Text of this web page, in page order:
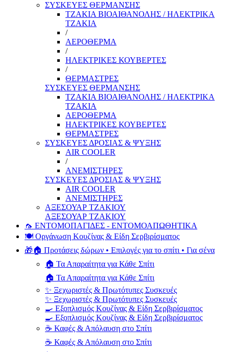
ΣΥΣΚΕΥΕΣ ΘΕΡΜΑΝΣΗΣ
ΤΖΑΚΙΑ ΒΙΟΑΙΘΑΝΟΛΗΣ / ΗΛΕΚΤΡΙΚΑ
ΤΖΑΚΙΑ
/
ΑΕΡΟΘΕΡΜΑ
/
ΗΛΕΚΤΡΙΚΕΣ ΚΟΥΒΕΡΤΕΣ
/
ΘΕΡΜΑΣΤΡΕΣ
ΣΥΣΚΕΥΕΣ ΘΕΡΜΑΝΣΗΣ
ΤΖΑΚΙΑ ΒΙΟΑΙΘΑΝΟΛΗΣ / ΗΛΕΚΤΡΙΚΑ
ΤΖΑΚΙΑ
ΑΕΡΟΘΕΡΜΑ
ΗΛΕΚΤΡΙΚΕΣ ΚΟΥΒΕΡΤΕΣ
ΘΕΡΜΑΣΤΡΕΣ
ΣΥΣΚΕΥΕΣ ΔΡΟΣΙΑΣ & ΨΥΞΗΣ
AIR COOLER
/
ΑΝΕΜΙΣΤΗΡΕΣ
ΣΥΣΚΕΥΕΣ ΔΡΟΣΙΑΣ & ΨΥΞΗΣ
AIR COOLER
ΑΝΕΜΙΣΤΗΡΕΣ
ΑΞΕΣΟΥΑΡ ΤΖΑΚΙΟΥ
ΑΞΕΣΟΥΑΡ ΤΖΑΚΙΟΥ
🦟 ΕΝΤΟΜΟΠΑΓΙΔΕΣ - ΕΝΤΟΜΟΑΠΩΘΗΤΙΚΑ
🍽️ Οργάνωση Κουζίνας & Είδη Σερβιρίσματος
🎁🏠 Προτάσεις δώρων • Επιλογές για το σπίτι • Για σένα
🏠 Τα Απαραίτητα για Κάθε Σπίτι
🏠 Τα Απαραίτητα για Κάθε Σπίτι
✨ Ξεχωριστές & Πρωτότυπες Συσκευές
✨ Ξεχωριστές & Πρωτότυπες Συσκευές
🍳 Εξοπλισμός Κουζίνας & Είδη Σερβιρίσματος
🍳 Εξοπλισμός Κουζίνας & Είδη Σερβιρίσματος
☕ Καφές & Απόλαυση στο Σπίτι
☕ Καφές & Απόλαυση στο Σπίτι